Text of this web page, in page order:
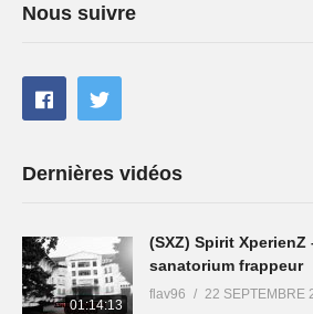
Nous suivre
Dernières vidéos
01:14:13
(SXZ) Spirit XperienZ
sanatorium frappeur
flav96 22 SEPTEMBRE